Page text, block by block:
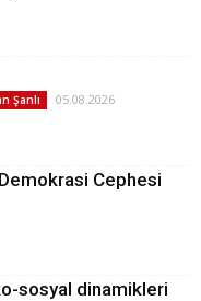
Şanlı 05.08.2026
Cephesi
sosyal dinamikleri